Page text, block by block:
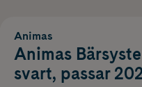
Animas
Animas
svart, passar